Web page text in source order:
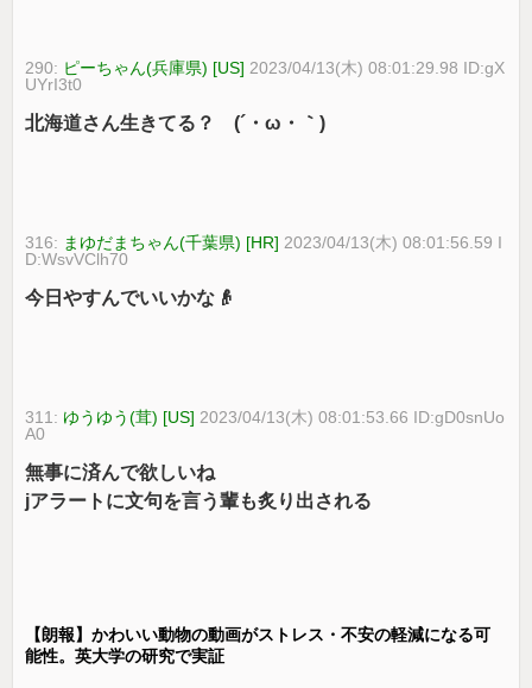
290: ピーちゃん(兵庫県) [US] 2023/04/13(木) 08:01:29.98 ID:gX
UYrI3t0
北海道さん生きてる？ (´・ω・｀)
316: まゆだまちゃん(千葉県) [HR] 2023/04/13(木) 08:01:56.59 I
D:WsvVClh70
今日やすんでいいかな👴
311: ゆうゆう(茸) [US] 2023/04/13(木) 08:01:53.66 ID:gD0snUo
A0
無事に済んで欲しいね
jアラートに文句を言う輩も炙り出される
【朗報】かわいい動物の動画がストレス・不安の軽減になる可
能性。英大学の研究で実証